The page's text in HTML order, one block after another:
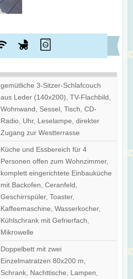
gemütliche 3-Sitzer-Schlafcouch
aus Leder (140x200), TV-Flachbild,
Wohnwand, Sessel, Tisch, CD-
Radio, Uhr, Leselampe, direkter
Zugang zur Westterrasse
Küche und Essbereich für 4
Personen offen zum Wohnzimmer,
komplett eingerichtete Einbauküche
mit Backofen, Ceranfeld,
Geschirrspüler, Toaster,
Kaffeemaschine, Wasserkocher,
Kühlschrank mit Gefrierfach,
Mikrowelle
Doppelbett mit zwei
Einzelmatratzen 80x200 m,
Schrank, Nachttische, Lampen,